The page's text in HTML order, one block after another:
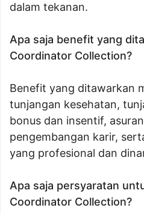
dalam tekanan.
Apa saja benefit yang
Coordinator Collection?
Benefit yang ditawarkan
tunjangan kesehatan,
bonus dan insentif,
pengembangan karir,
yang profesional dan
Apa saja persyaratan
Coordinator Collection?